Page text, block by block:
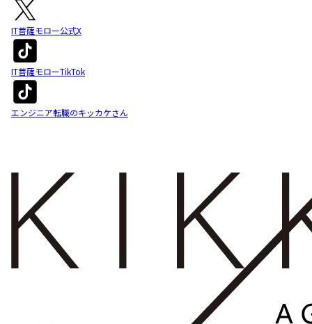
IT菩薩モロー公式X
IT菩薩モローTikTok
エンジニア転職のキッカケさん